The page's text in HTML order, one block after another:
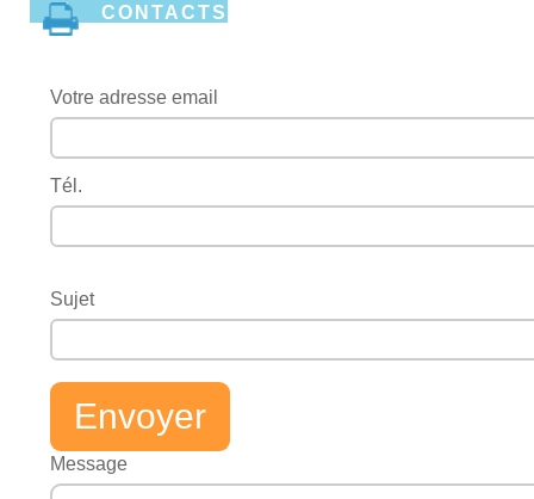
CONTACTS
Votre adresse email
Tél.
Sujet
Message